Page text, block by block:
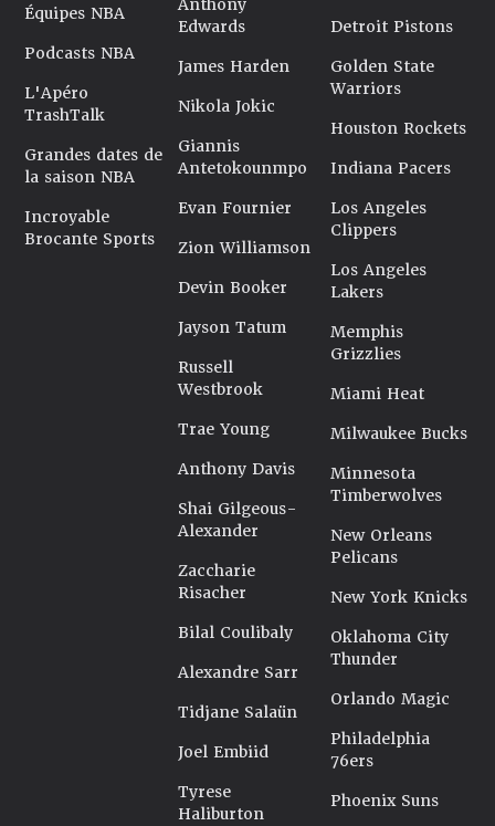
Équipes NBA
Podcasts NBA
L'Apéro
TrashTalk
Grandes dates de
la saison NBA
Incroyable
Brocante Sports
Anthony
Edwards
James Harden
Nikola Jokic
Giannis
Antetokounmpo
Evan Fournier
Zion Williamson
Devin Booker
Jayson Tatum
Russell
Westbrook
Trae Young
Anthony Davis
Shai Gilgeous-
Alexander
Zaccharie
Risacher
Bilal Coulibaly
Alexandre Sarr
Tidjane Salaün
Joel Embiid
Tyrese
Haliburton
Detroit Pistons
Golden State
Warriors
Houston Rockets
Indiana Pacers
Los Angeles
Clippers
Los Angeles
Lakers
Memphis
Grizzlies
Miami Heat
Milwaukee Bucks
Minnesota
Timberwolves
New Orleans
Pelicans
New York Knicks
Oklahoma City
Thunder
Orlando Magic
Philadelphia
76ers
Phoenix Suns